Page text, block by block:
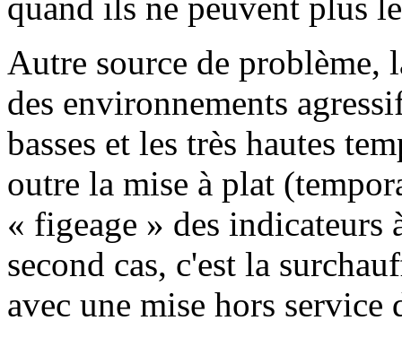
Autre source de problème,
des environnements
basses et les très hautes
outre la mise à plat
« figeage » des
second cas, c'est la
avec une mise hors